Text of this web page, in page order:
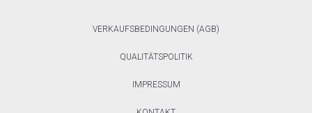
VERKAUFSBEDINGUNGEN (AGB)
QUALITÄTSPOLITIK
IMPRESSUM